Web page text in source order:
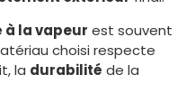
la vapeur est souvent
choisi respecte
la durabilité de la